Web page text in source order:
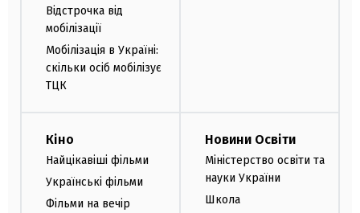
Відстрочка від
мобілізації
Мобілізація в Україні:
скільки осіб мобілізує
ТЦК
Кіно
Найцікавіші фільми
Українські фільми
Фільми на вечір
Новини Освіти
Міністерство освіти та
науки України
Школа